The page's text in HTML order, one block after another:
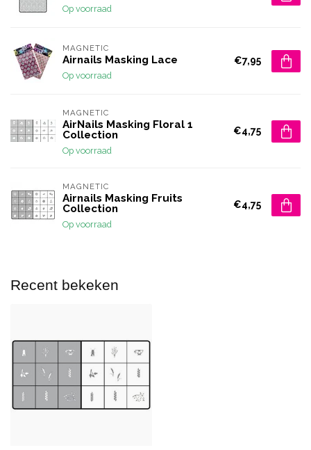
Op voorraad
MAGNETIC
Airnails Masking Lace
Op voorraad
€7,95
MAGNETIC
AirNails Masking Floral 1
Collection
Op voorraad
€4,75
MAGNETIC
Airnails Masking Fruits
Collection
Op voorraad
€4,75
Recent bekeken